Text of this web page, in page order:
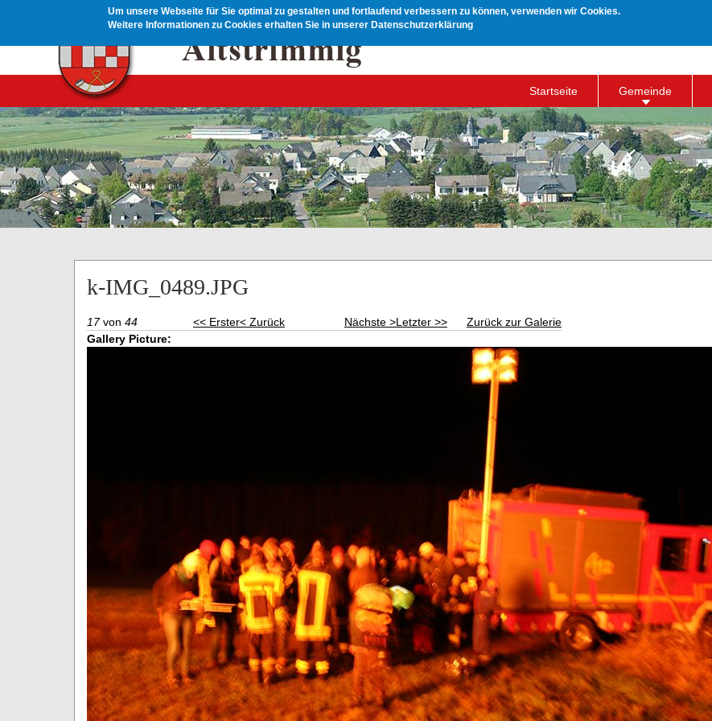
Um unsere Webseite für Sie optimal zu gestalten und fortlaufend verbessern zu können, verwenden wir Cookies.
Weitere Informationen zu Cookies erhalten Sie in unserer Datenschutzerklärung
Startseite Gemeinde
k-IMG_0489.JPG
17von 44 << Erster< Zurück Nächste >Letzter >>
Zurück zur Galerie
Gallery Picture: